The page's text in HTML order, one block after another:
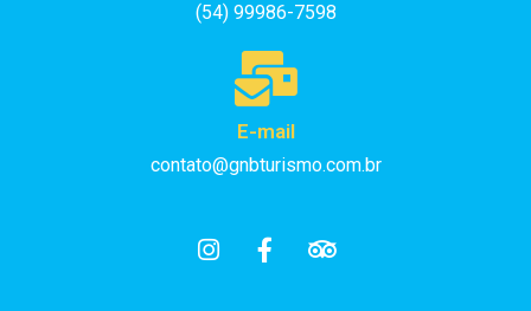
(54) 99986-7598
E-mail
contato@gnbturismo.com.br